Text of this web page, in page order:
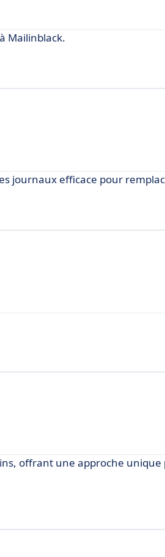
Mailinblack.
journaux efficace pour
offrant une approche unique